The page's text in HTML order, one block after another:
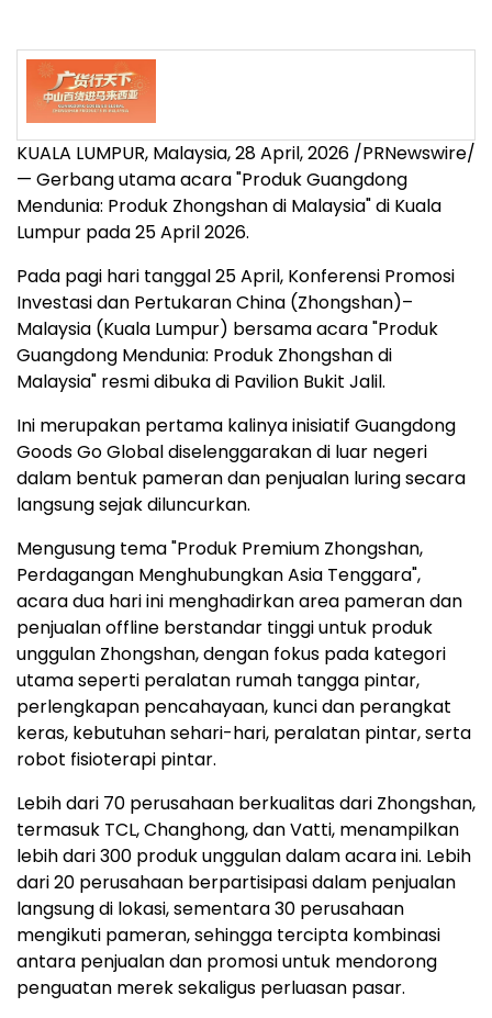
KUALA LUMPUR, Malaysia,28 April, 2026 /PRNewswire/
— Gerbang utama acara "Produk Guangdong
Mendunia: Produk Zhongshan di Malaysia" di Kuala
Lumpur pada 25 April 2026.
Pada pagi hari tanggal 25 April, Konferensi Promosi
Investasi dan Pertukaran China (Zhongshan)–
Malaysia (Kuala Lumpur) bersama acara "Produk
Guangdong Mendunia: Produk Zhongshan di
Malaysia" resmi dibuka di Pavilion Bukit Jalil.
Ini merupakan pertama kalinya inisiatif Guangdong
Goods Go Global diselenggarakan di luar negeri
dalam bentuk pameran dan penjualan luring secara
langsung sejak diluncurkan.
Mengusung tema "Produk Premium Zhongshan,
Perdagangan Menghubungkan Asia Tenggara",
acara dua hari ini menghadirkan area pameran dan
penjualan offline berstandar tinggi untuk produk
unggulan Zhongshan, dengan fokus pada kategori
utama seperti peralatan rumah tangga pintar,
perlengkapan pencahayaan, kunci dan perangkat
keras, kebutuhan sehari-hari, peralatan pintar, serta
robot fisioterapi pintar.
Lebih dari 70 perusahaan berkualitas dari Zhongshan,
termasuk TCL, Changhong, dan Vatti, menampilkan
lebih dari 300 produk unggulan dalam acara ini. Lebih
dari 20 perusahaan berpartisipasi dalam penjualan
langsung di lokasi, sementara 30 perusahaan
mengikuti pameran, sehingga tercipta kombinasi
antara penjualan dan promosi untuk mendorong
penguatan merek sekaligus perluasan pasar.